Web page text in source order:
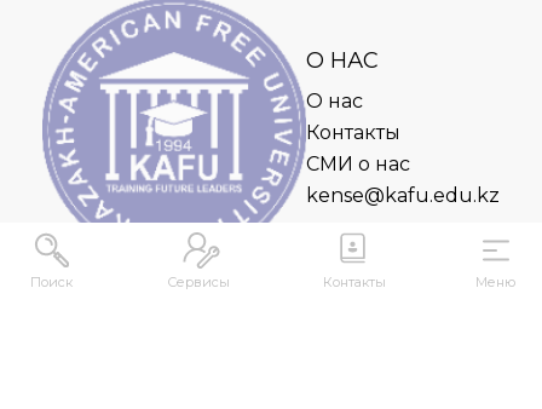
Поиск Сервисы Контакты Меню
О НАС
О нас
Контакты
СМИ о нас
kense@kafu.edu.kz